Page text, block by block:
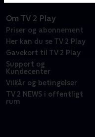
Om TV 2 Play
Priser og abonnement
Her kan du se TV 2 Play
Gavekort til TV 2 Play
Support og
Kundecenter
Vilkår og betingelser
TV 2 NEWS i offentligt
rum